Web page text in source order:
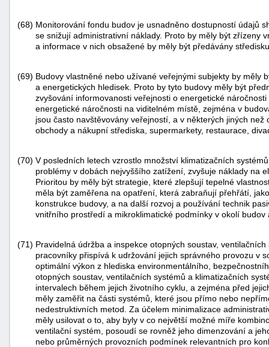
(68) Monitorování fondu budov je usnadněno dostupností údajů
se snižují administrativní náklady. Proto by měly být zřízeny
a informace v nich obsažené by měly být předávány
(69) Budovy vlastněné nebo užívané veřejnými subjekty by měly
a energetických hledisek. Proto by tyto budovy měly být
zvyšování informovanosti veřejnosti o energetické
energetické náročnosti na viditelném místě, zejména v
jsou často navštěvovány veřejností, a v některých jiných
obchody a nákupní střediska, supermarkety, restaurace,
(70) V posledních letech vzrostlo množství klimatizačních
problémy v dobách nejvyššího zatížení, zvyšuje náklady na
Prioritou by měly být strategie, které zlepšují tepelné
měla být zaměřena na opatření, která zabraňují přehřátí,
konstrukce budovy, a na další rozvoj a používání technik
vnitřního prostředí a mikroklimatické podmínky v okolí
(71) Pravidelná údržba a inspekce otopných soustav,
pracovníky přispívá k udržování jejich správného provozu v
optimální výkon z hlediska environmentálního,
otopných soustav, ventilačních systémů a klimatizačních
intervalech během jejich životního cyklu, a zejména před
měly zaměřit na části systémů, které jsou přímo nebo
nedestruktivních metod. Za účelem minimalizace
měly usilovat o to, aby byly v co největší možné míře
ventilační systém, posoudí se rovněž jeho dimenzování a
nebo průměrných provozních podmínek relevantních pro